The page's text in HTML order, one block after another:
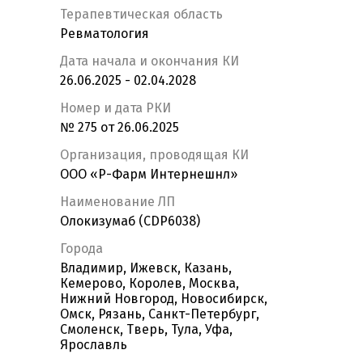
Терапевтическая область
Ревматология
Дата начала и окончания КИ
26.06.2025 - 02.04.2028
Номер и дата РКИ
№ 275 от 26.06.2025
Организация, проводящая КИ
ООО «Р-Фарм Интернешнл»
Наименование ЛП
Олокизумаб (CDP6038)
Города
Владимир, Ижевск, Казань,
Кемерово, Королев, Москва,
Нижний Новгород, Новосибирск,
Омск, Рязань, Санкт-Петербург,
Смоленск, Тверь, Тула, Уфа,
Ярославль